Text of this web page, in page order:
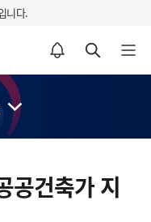
니다.
알림설정 바로가기 검색 바로가기 메뉴 열기
공건축가 지